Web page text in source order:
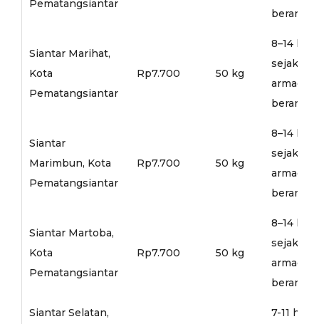
Pematangsiantar
Siantar Marihat,
Kota
Pematangsiantar
Rp7.700 50 kg
8–14 hari
sejak
armada
Siantar
Marimbun, Kota
Pematangsiantar
Rp7.700 50 kg
8–14 hari
sejak
armada
Siantar Martoba,
Kota
Pematangsiantar
Rp7.700 50 kg
8–14 hari
sejak
armada
Siantar Selatan,
7-11 hari